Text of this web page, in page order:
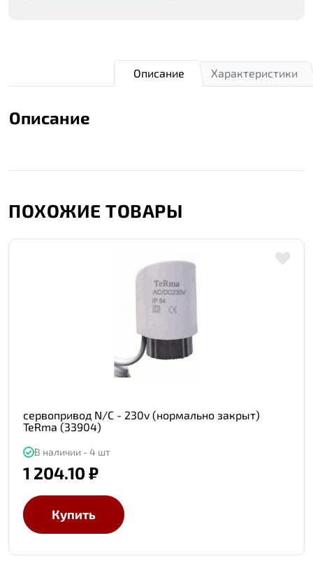
Характеристики
Описание
Описание
ПОХОЖИЕ ТОВАРЫ
сервопривод N/C - 230v (нормально закрыт)
TeRma (33904)
В наличии - 4 шт
1 204.10 ₽
Купить